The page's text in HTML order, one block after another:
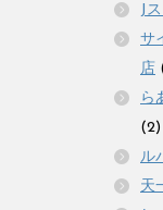
J
サ
店
ら
(2)
ル
天